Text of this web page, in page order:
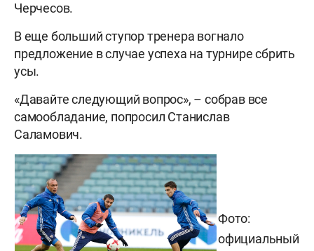
Черчесов.
В еще больший ступор тренера вогнало
предложение в случае успеха на турнире сбрить
усы.
«Давайте следующий вопрос», – собрав все
самообладание, попросил Станислав
Саламович.
Фото:
официальный